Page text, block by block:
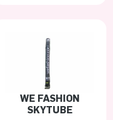
WE FASHION
SKYTUBE